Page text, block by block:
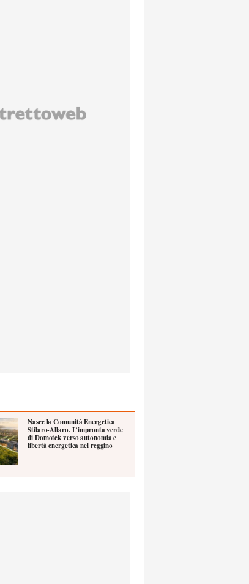
Nasce la Comunità Energetica
Stilaro-Allaro. L’impronta verde
di Domotek verso autonomia e
libertà energetica nel reggino